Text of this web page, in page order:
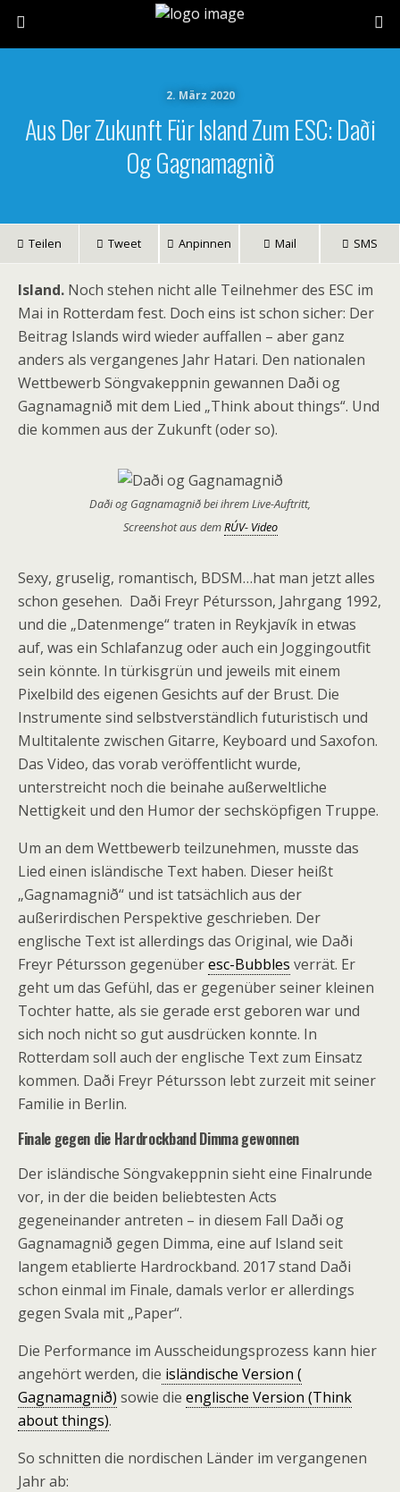
2. März 2020
Aus Der Zukunft Für Island Zum ESC: Daði
Og Gagnamagnið
Teilen Tweet Anpinnen Mail SMS
Island. Noch stehen nicht alle Teilnehmer des ESC im
Mai in Rotterdam fest. Doch eins ist schon sicher: Der
Beitrag Islands wird wieder auffallen – aber ganz
anders als vergangenes Jahr Hatari. Den nationalen
Wettbewerb Söngvakeppnin gewannen Daði og
Gagnamagnið mit dem Lied „Think about things“. Und
die kommen aus der Zukunft (oder so).
Daði og Gagnamagnið bei ihrem Live-Auftritt,
Screenshot aus demRÚV- Video
Sexy, gruselig, romantisch, BDSM…hat man jetzt alles
schon gesehen. Daði Freyr Pétursson, Jahrgang 1992,
und die „Datenmenge“ traten in Reykjavík in etwas
auf, was ein Schlafanzug oder auch ein Joggingoutfit
sein könnte. In türkisgrün und jeweils mit einem
Pixelbild des eigenen Gesichts auf der Brust. Die
Instrumente sind selbstverständlich futuristisch und
Multitalente zwischen Gitarre, Keyboard und Saxofon.
Das Video, das vorab veröffentlicht wurde,
unterstreicht noch die beinahe außerweltliche
Nettigkeit und den Humor der sechsköpfigen Truppe.
Um an dem Wettbewerb teilzunehmen, musste das
Lied einen isländische Text haben. Dieser heißt
„Gagnamagnið“ und ist tatsächlich aus der
außerirdischen Perspektive geschrieben. Der
englische Text ist allerdings das Original, wie Daði
Freyr Pétursson gegenüberesc-Bubbles verrät. Er
geht um das Gefühl, das er gegenüber seiner kleinen
Tochter hatte, als sie gerade erst geboren war und
sich noch nicht so gut ausdrücken konnte. In
Rotterdam soll auch der englische Text zum Einsatz
kommen. Daði Freyr Pétursson lebt zurzeit mit seiner
Familie in Berlin.
Finale gegen die Hardrockband Dimma gewonnen
Der isländische Söngvakeppnin sieht eine Finalrunde
vor, in der die beiden beliebtesten Acts
gegeneinander antreten – in diesem Fall Daði og
Gagnamagnið gegen Dimma, eine auf Island seit
langem etablierte Hardrockband. 2017 stand Daði
schon einmal im Finale, damals verlor er allerdings
gegen Svala mit „Paper“.
Die Performance im Ausscheidungsprozess kann hier
angehört werden, die isländische Version (
Gagnamagnið) sowie die englische Version (Think
about things).
So schnitten die nordischen Länder im vergangenen
Jahr ab: